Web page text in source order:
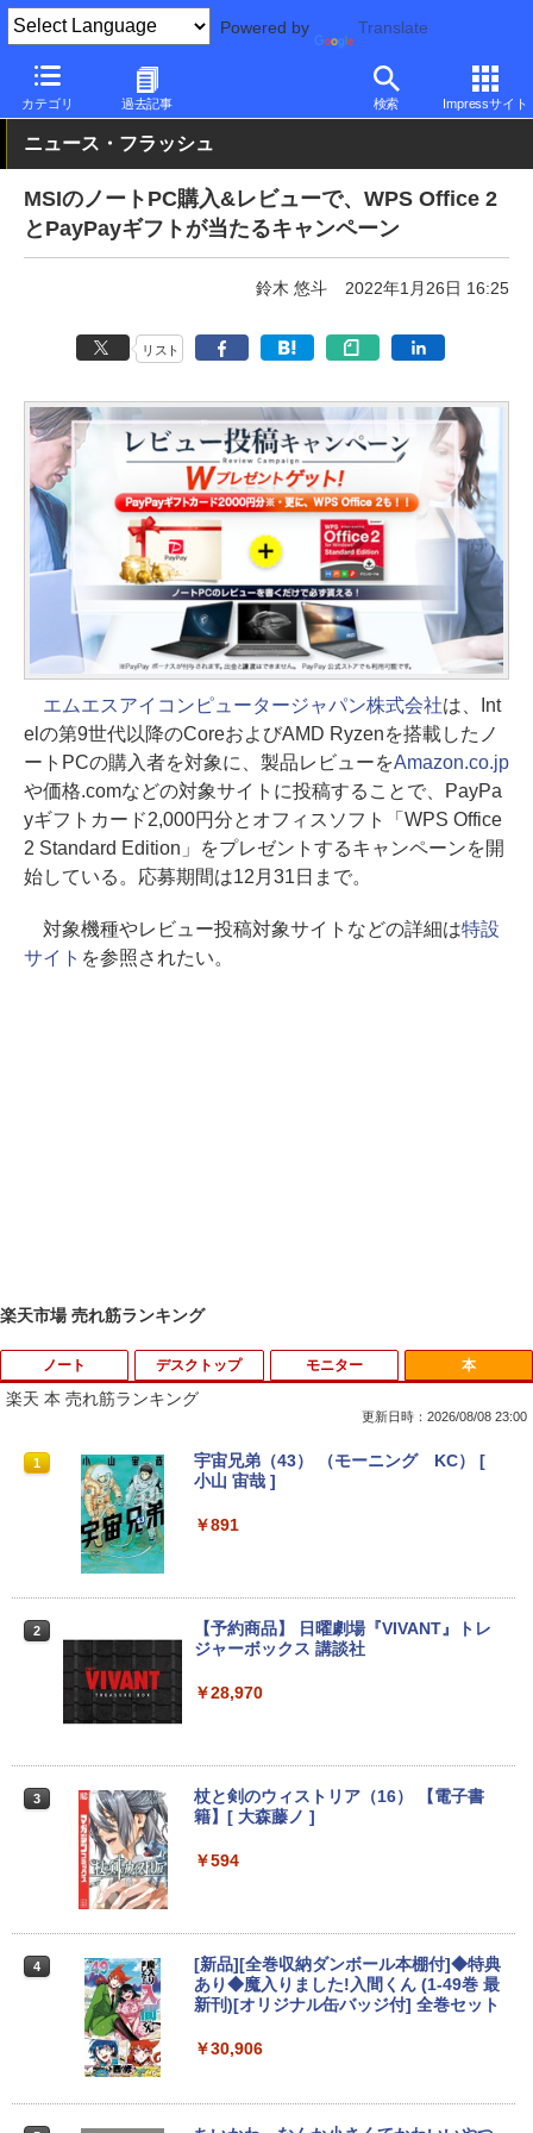
Powered by Translate
カテゴリ 過去記事 検索 Impressサイト
PC Watch パソコン/タブレット/スマートフォン ゲーミングノー
ニュース・フラッシュ
MSIのノートPC購入&レビューで、WPS Office 2
とPayPayギフトが当たるキャンペーン
鈴木 悠斗 2022年1月26日 16:25
リスト
エムエスアイコンピュータージャパン株式会社は、Int
elの第9世代以降のCoreおよびAMD Ryzenを搭載したノ
ートPCの購入者を対象に、製品レビューをAmazon.co.jp
や価格.comなどの対象サイトに投稿することで、PayPa
yギフトカード2,000円分とオフィスソフト「WPS Office
2 Standard Edition」をプレゼントするキャンペーンを開
始している。応募期間は12月31日まで。
対象機種やレビュー投稿対象サイトなどの詳細は特設
サイト を参照されたい。
楽天市場 売れ筋ランキング
ノート
1
【★最大100%ポイント】【Windows X
P 搭載】大手メーカー おまかせ ノートパ
128GB/15.6インチ 大画面/DVD/新品 マ
＼★最大2555円OFFクーポン★／【内蔵
USB3.0 HDMI端子 Bluetooth DVD WIFI
Office2付き Windows11 オフィス 中古P
C 中古ノートPC
￥12,555
in11搭載 パソコンノートパソコンoffice
付き 初心者向けノートPC 初期設定済 1
5.6型 インテル高速CPU ランダムで発送
Webカメラ zoom 軽量薄型 無線 型番更
￥12,980
デスクトップ モニター
1
モニター台 ラック ヴィト 【玄関先迄納
品】 ニトリ
￥1,790
2
DELL デル E1913S LED液晶モニター 19
インチ スクエア ブラック 1280 x 1024 S
沢 ノングレア 液晶ディスプレイ VGA
ニタ 1点 フルHD(1920x1080) 表面処理:
￥6,980
【楽天1位 10.5/11インチ 小型 軽量】モ
IPS パネル 色鮮やか 265g 超軽量 Type-
本
楽天 本 売れ筋ランキング
更新日時：2026/08/08 23:00
1
宇宙兄弟（43） （モーニング KC） [
小山 宙哉 ]
￥891
2
【予約商品】 日曜劇場『VIVANT』トレ
ジャーボックス 講談社
￥28,970
3
杖と剣のウィストリア（16） 【電子書
籍】[ 大森藤ノ ]
￥594
4
[新品][全巻収納ダンボール本棚付]◆特典
あり◆魔入りました!入間くん (1-49巻 最
新刊)[オリジナル缶バッジ付] 全巻セット
￥30,906